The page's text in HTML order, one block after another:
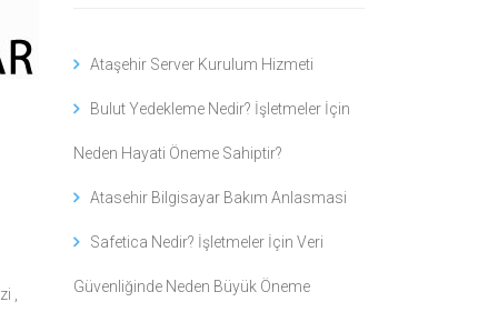
,
Ataşehir Server Kurulum Hizmeti
Bulut Yedekleme Nedir? İşletmeler İçin
Neden Hayati Öneme Sahiptir?
Atasehir Bilgisayar Bakım Anlasmasi
Safetica Nedir? İşletmeler İçin Veri
Güvenliğinde Neden Büyük Öneme